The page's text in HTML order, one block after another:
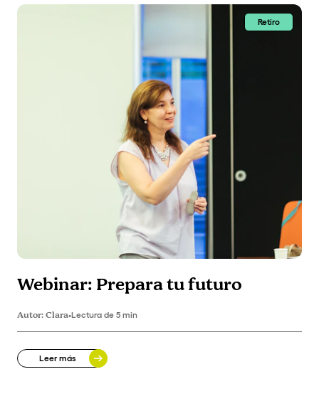
Retiro
Webinar: Prepara tu futuro
Autor:Clara•Lectura de 5 min
Leer más